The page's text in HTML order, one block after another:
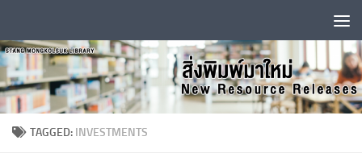
TAGGED: INVESTMENTS